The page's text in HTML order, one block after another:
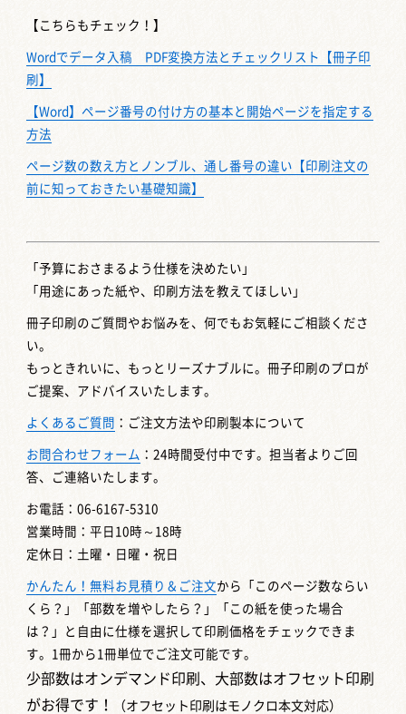
【こちらもチェック！】
Wordでデータ入稿 PDF変換方法とチェックリスト【冊子印
刷】
【Word】ページ番号の付け方の基本と開始ページを指定する
方法
ページ数の数え方とノンブル、通し番号の違い【印刷注文の
前に知っておきたい基礎知識】
「予算におさまるよう仕様を決めたい」
「用途にあった紙や、印刷方法を教えてほしい」
冊子印刷のご質問やお悩みを、何でもお気軽にご相談くださ
い。
もっときれいに、もっとリーズナブルに。冊子印刷のプロが
ご提案、アドバイスいたします。
よくあるご質問 ：ご注文方法や印刷製本について
お問合わせフォーム ：24時間受付中です。担当者よりご回
答、ご連絡いたします。
お電話：06-6167-5310
営業時間：平日10時～18時
定休日：土曜・日曜・祝日
かんたん！無料お見積り＆ご注文から「このページ数ならい
くら？」「部数を増やしたら？」「この紙を使った場合
は？」と自由に仕様を選択して印刷価格をチェックできま
す。1冊から1冊単位でご注文可能です。
少部数はオンデマンド印刷、大部数はオフセット印刷
がお得です！
（オフセット印刷はモノクロ本文対応）